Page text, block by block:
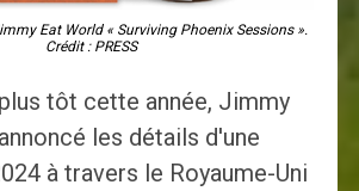
Eat World « Surviving Phoenix Sessions ».
Crédit : PRESS
tôt cette année, Jimmy
les détails d'une
à travers le Royaume-Uni